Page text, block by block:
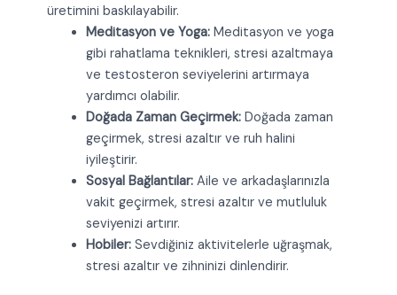
üretimini baskılayabilir.
Meditasyon ve Yoga:Meditasyon ve yoga
gibi rahatlama teknikleri, stresi azaltmaya
ve testosteron seviyelerini artırmaya
yardımcı olabilir.
Doğada Zaman Geçirmek:Doğada zaman
geçirmek, stresi azaltır ve ruh halini
iyileştirir.
Sosyal Bağlantılar:Aile ve arkadaşlarınızla
vakit geçirmek, stresi azaltır ve mutluluk
seviyenizi artırır.
Hobiler:Sevdiğiniz aktivitelerle uğraşmak,
stresi azaltır ve zihninizi dinlendirir.